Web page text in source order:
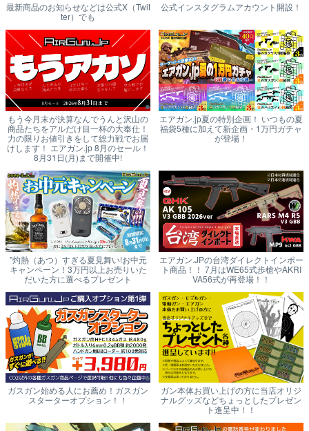
最新商品のお知らせなどは公式X（Twit
ter）でも
公式インスタグラムアカウント開設！
もう今月末が決算なんでうんと沢山の
商品たちをアルだけ目一杯の大奉仕！
力の限りお値引きをして総力戦でお届
けします！ エアガン.jp 8月のセール！
8月31日(月)まで開催中!
エアガン.jp夏の特別企画！ いつもの夏
福袋5種に加えて新企画・1万円ガチャ
が登場！
"灼熱（あつ）すぎる夏見舞い!お中元
キャンペーン！3万円以上お売りいた
だいた方に選べるプレゼント
エアガン.JPの台湾ダイレクトインポー
ト商品！！ 7月はWE65式歩槍やAKRI
VA56式が再登場！！
ガスガン始める人にお薦め！ガスガン
スターターオプション！！
ガン本体お買い上げの方に当店オリジ
ナルグッズなどちょっとしたプレゼン
ト進呈中！！